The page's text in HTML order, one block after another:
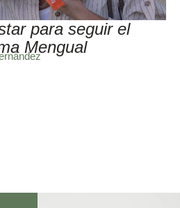
para seguir el
Mengual